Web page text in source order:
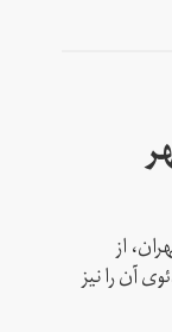
از
آن را نیز